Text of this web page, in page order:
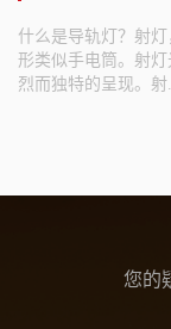
什么是导轨灯？射
形类似手电筒。射
烈而独特的呈现。射..
您的